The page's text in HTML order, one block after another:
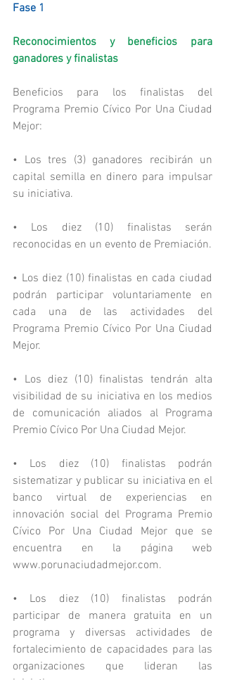
Fase 1
Reconocimientos y beneficios para
ganadores y finalistas
Beneficios para los finalistas del
Programa Premio Cívico Por Una Ciudad
Mejor:
• Los tres (3) ganadores recibirán un
capital semilla en dinero para impulsar
su iniciativa.
• Los diez (10) finalistas serán
reconocidas en un evento de Premiación.
• Los diez (10) finalistas en cada ciudad
podrán participar voluntariamente en
cada una de las actividades del
Programa Premio Cívico Por Una Ciudad
Mejor.
• Los diez (10) finalistas tendrán alta
visibilidad de su iniciativa en los medios
de comunicación aliados al Programa
Premio Cívico Por Una Ciudad Mejor.
• Los diez (10) finalistas podrán
sistematizar y publicar su iniciativa en el
banco virtual de experiencias en
innovación social del Programa Premio
Cívico Por Una Ciudad Mejor que se
encuentra en la página web
www.porunaciudadmejor.com.
• Los diez (10) finalistas podrán
participar de manera gratuita en un
programa y diversas actividades de
fortalecimiento de capacidades para las
organizaciones que lideran las